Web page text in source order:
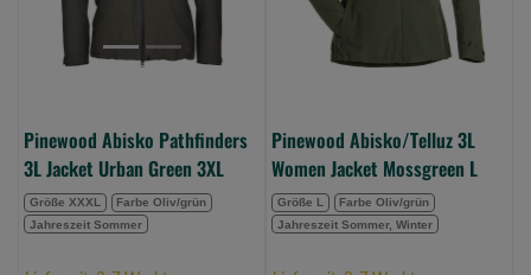
Green
Pinewood Abisko Pathfinders
3L Jacket Urban Green 3XL
Größe XXXL
Farbe Oliv/grün
Jahreszeit Sommer
Pinewood Abisko/Telluz 3L
Women Jacket Mossgreen L
Größe L
Farbe Oliv/grün
Jahreszeit Sommer, Winter